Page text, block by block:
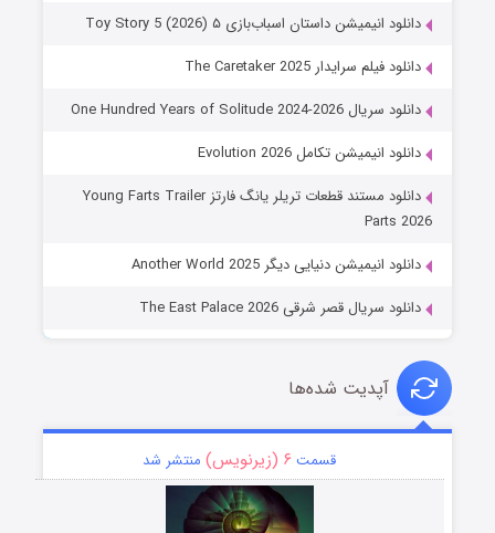
دانلود انیمیشن داستان اسباب‌بازی ۵ Toy Story 5 (2026)
دانلود فیلم سرایدار The Caretaker 2025
دانلود سریال One Hundred Years of Solitude 2024-2026
دانلود انیمیشن تکامل Evolution 2026
دانلود مستند قطعات تریلر یانگ فارتز Young Farts Trailer
Parts 2026
دانلود انیمیشن دنیایی دیگر Another World 2025
دانلود سریال قصر شرقی The East Palace 2026
آپدیت شده‌ها
قسمت ۶ (زیرنویس) منتشر شد